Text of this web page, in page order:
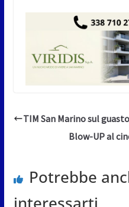
TIM San Marino sul
Blow-UP al
Potrebbe